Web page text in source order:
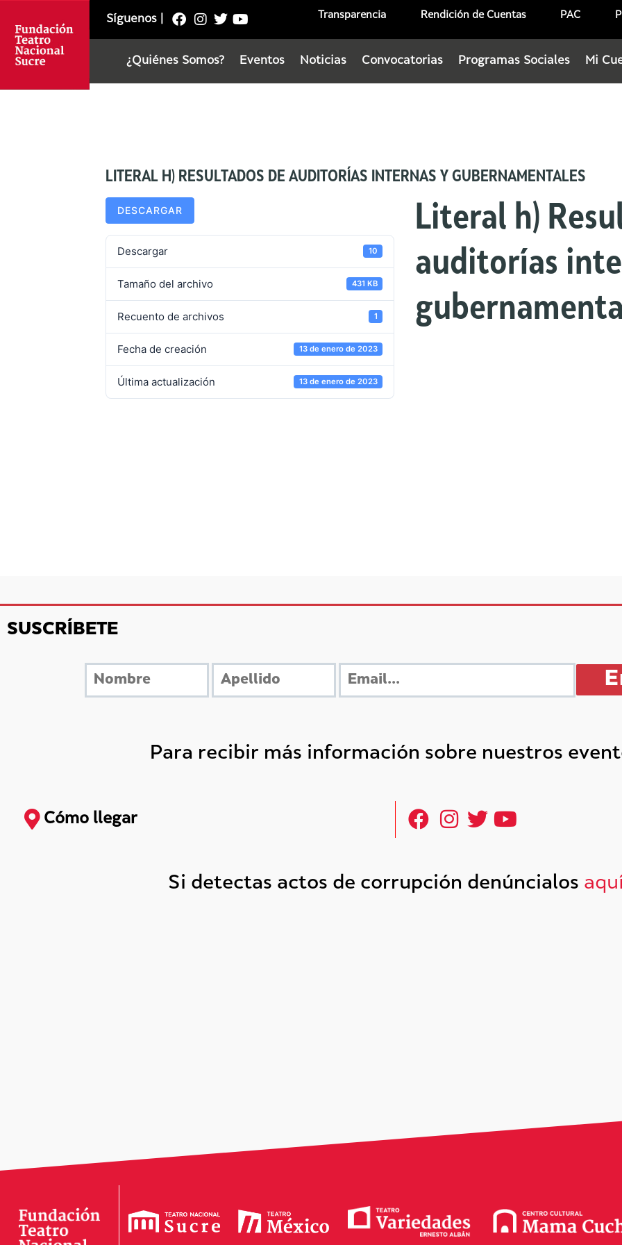
Síguenos Transparencia Rendición de Cuentas PAC
¿Quiénes Somos? Eventos Noticias Convocatorias Programas Sociales Mi
LITERAL H) RESULTADOS DE AUDITORÍAS INTERNAS Y GUBERNAMENTALES
DESCARGAR
Descargar 10
Tamaño del archivo 431 KB
Recuento de archivos 1
Fecha de creación 13 de enero de 2023
Última actualización 13 de enero de 2023
Literal h)
auditorías
SUSCRÍBETE
Para recibir más información sobre nuestros
Cómo llegar
Si detectas actos de corrupción denúncialos aquí